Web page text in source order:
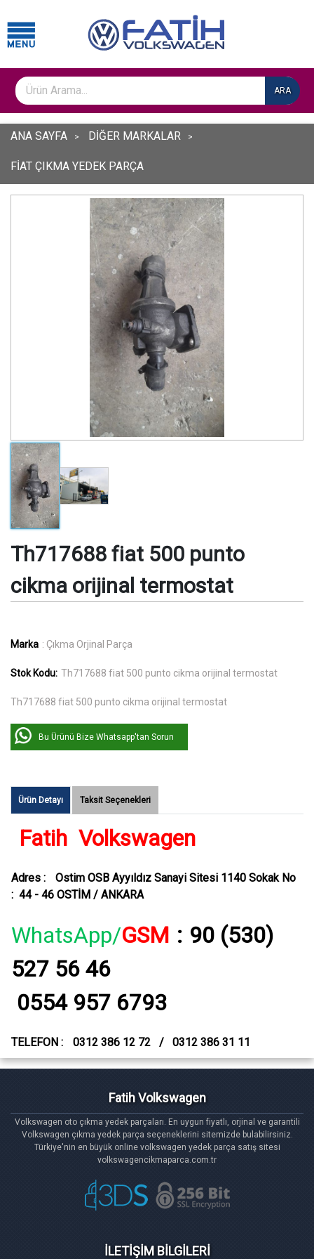
ARA
ANA SAYFA DİĞER MARKALAR
FİAT ÇIKMA YEDEK PARÇA
Th717688 fiat 500 punto
cikma orijinal termostat
Marka : Çıkma Orjinal Parça
Stok Kodu: Th717688 fiat 500 punto cikma orijinal termostat
Th717688 fiat 500 punto cikma orijinal termostat
Bu Ürünü Bize Whatsapp'tan Sorun
Ürün Detayı Taksit Seçenekleri
Fatih Volkswagen
Adres :
Ostim OSB Ayyıldız Sanayi Sitesi 1140 Sokak No
: 44 - 46 OSTİM / ANKARA
WhatsApp/GSM : 90 (530)
527 56 46
0554 957 6793
TELEFON : 0312 386 12 72 / 0312 386 31 11
Fatih Volkswagen
Volkswagen oto çıkma yedek parçaları. En uygun fiyatlı, orjinal ve garantili
Volkswagen çıkma yedek parça seçeneklerini sitemizde bulabilirsiniz.
Türkiye'nin en büyük online volkswagen yedek parça satış sitesi
volkswagencikmaparca.com.tr
İLETİŞİM BİLGİLERİ